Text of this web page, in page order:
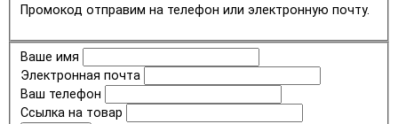
Промокод отправим на телефон или электронную почту.
Ваше имя
Электронная почта
Ваш телефон
Ссылка на товар